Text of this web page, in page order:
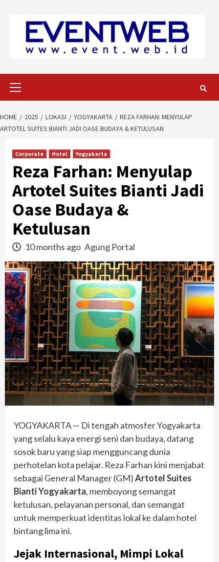
HOME 2025 LOKASI YOGYAKARTA
REZA FARHAN: MENYULAP
ARTOTEL SUITES BIANTI JADI OASE BUDAYA & KETULUSAN
Corporate Hotel Yogyakarta
Reza Farhan: Menyulap
Artotel Suites Bianti Jadi
Oase Budaya &
Ketulusan
10 months ago Agung Portal
YOGYAKARTA — Di tengah atmosfer Yogyakarta
yang selalu kaya energi seni dan budaya, datang
sosok baru yang siap mengguncang dunia
perhotelan kota pelajar. Reza Farhan kini menjabat
sebagai General Manager (GM)Artotel Suites
Bianti Yogyakarta, memboyong semangat
ketulusan, pelayanan personal, dan semangat
untuk memperkuat identitas lokal ke dalam hotel
bintang lima ini.
Jejak Internasional, Mimpi Lokal